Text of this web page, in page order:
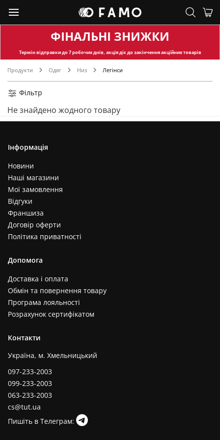
ФІНАЛЬНІ ЗНИЖКИ
Термін відправкидо 7 робочих днів, акція діє до закінчення акційних товарів
Продукти Одяг Низ Легінси
Фільтр
Не знайдено жодного товару
Інформація
Новини
Наші магазини
Мої замовлення
Відгуки
Франшиза
Договір оферти
Політика приватності
Допомога
Доставка і оплата
Обмін та повернення товару
Програма лояльності
Розрахунок сертифікатом
Контакти
Україна, м. Хмельницький
097-233-2003
099-233-2003
063-233-2003
cs@tut.ua
Пишіть в Телеграм: